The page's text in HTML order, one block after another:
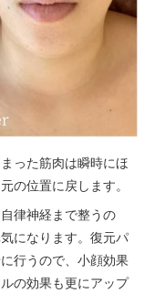
った筋肉は瞬時にほ
の位置に戻します。
律神経まで整うの
になります。復元パ
行うので、小顔効果
の効果も更にアップ